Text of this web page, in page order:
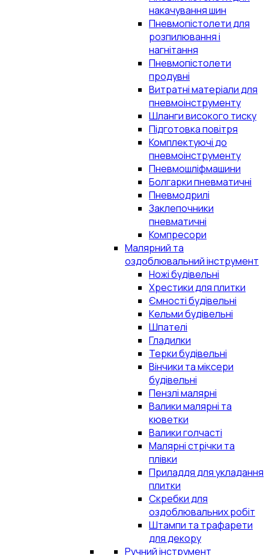
накачування шин
Пневмопістолети для
розпилювання і
нагнітання
Пневмопістолети
продувні
Витратні матеріали для
пневмоінструменту
Шланги високого тиску
Підготовка повітря
Комплектуючі до
пневмоінструменту
Пневмошліфмашини
Болгарки пневматичні
Пневмодрилі
Заклепочники
пневматичні
Компресори
Малярний та
оздоблювальний інструмент
Ножі будівельні
Хрестики для плитки
Ємності будівельні
Кельми будівельні
Шпателі
Гладилки
Терки будівельні
Вінчики та міксери
будівельні
Пензлі малярні
Валики малярні та
кюветки
Валики голчасті
Малярні стрічки та
плівки
Приладдя для укладання
плитки
Скребки для
оздоблювальних робіт
Штампи та трафарети
для декору
Ручний інструмент